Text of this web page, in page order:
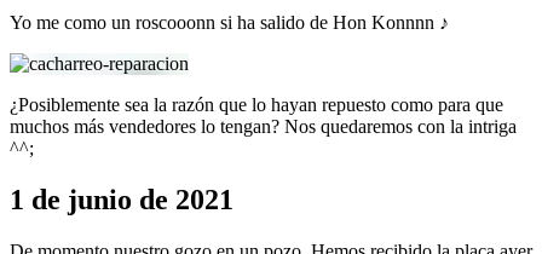
Yo me como un roscooonn si ha salido de Hon Konnnn ♪
¿Posiblemente sea la razón que lo hayan repuesto como para que
muchos más vendedores lo tengan? Nos quedaremos con la intriga
^^;
1 de junio de 2021